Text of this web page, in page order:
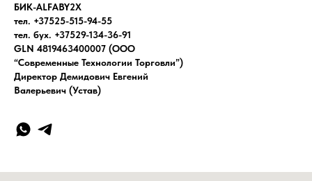
БИК-ALFABY2X
тел. +37525-515-94-55
тел. бух. +37529-134-36-91
GLN 4819463400007 (ООО
“Современные Технологии Торговли”)
Директор Демидович Евгений
Валерьевич (Устав)